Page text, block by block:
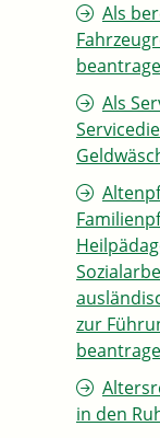
Als
Als
zur
in den